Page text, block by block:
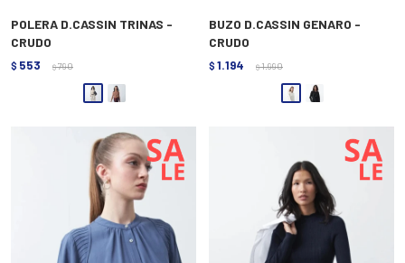
POLERA D.CASSIN TRINAS -
CRUDO
$ 553 $ 790
BUZO D.CASSIN GENARO -
CRUDO
$ 1.194 $ 1.990